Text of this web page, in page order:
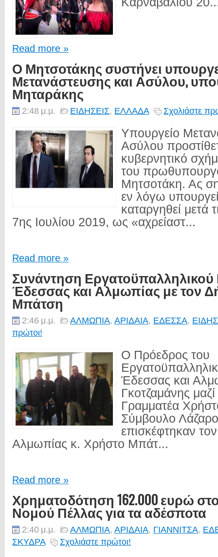
Read more »
Ο Μητσοτάκης συστήνει
Μετανάστευσης και Ασύλου,
Μηταράκης
2:48 μ.μ. ΕΙΔΗΣΕΙΣ, ΕΛΛΑΔΑ Σχολιάστε
Υπουργείο
Ασύλου
κυβερνητικό
του
Μητσοτάκη. Ας
εν λόγω
καταργηθεί μετά
7ης Ιουλίου 2019, ως «αχρείαστ...
Read more »
Συνάντηση Εργατοϋπαλληλικού
Έδεσσας και Αλμωπίας με τον
Μπάτση
2:46 μ.μ. ΑΛΜΩΠΙΑ, ΑΡΙΔΑΙΑ, ΕΔΕΣΣΑ,
πρώτοι!
Ο Πρόεδρος του
Έδεσσας και
Γκοτζαμάνης
Γραμματέα
Σύμβουλο
επισκέφτηκαν
Αλμωπίας κ. Χρήστο Μπάτ...
Read more »
Χρηματοδότηση 162.000 ευρώ
Νομού Πέλλας για τα αδέσποτα
2:40 μ.μ. ΑΛΜΩΠΙΑ, ΑΡΙΔΑΙΑ, ΓΙΑΝΝΙΤΣΑ,
ΣΚΥΔΡΑ
Σχολιάστε πρώτοι!